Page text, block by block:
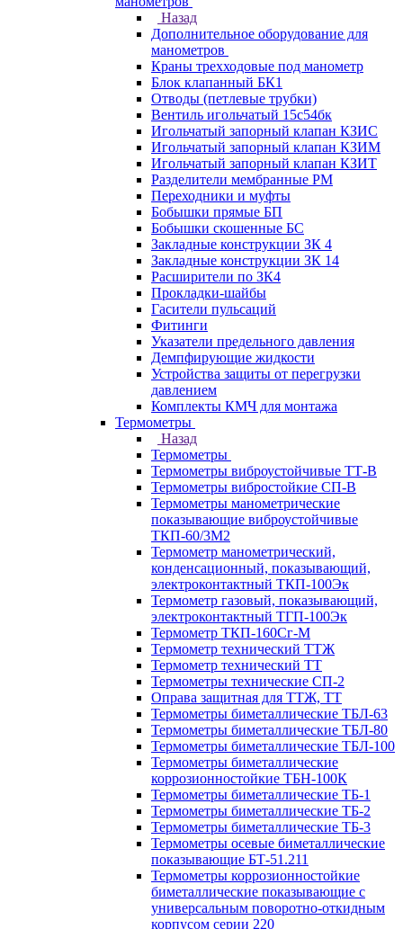
Назад
Дополнительное оборудование для
манометров
Краны трехходовые под манометр
Блок клапанный БК1
Отводы (петлевые трубки)
Вентиль игольчатый 15с54бк
Игольчатый запорный клапан КЗИС
Игольчатый запорный клапан КЗИМ
Игольчатый запорный клапан КЗИТ
Разделители мембранные РМ
Переходники и муфты
Бобышки прямые БП
Бобышки скошенные БС
Закладные конструкции ЗК 4
Закладные конструкции ЗК 14
Расширители по ЗК4
Прокладки-шайбы
Гасители пульсаций
Фитинги
Указатели предельного давления
Демпфирующие жидкости
Устройства защиты от перегрузки
давлением
Комплекты КМЧ для монтажа
Термометры
Назад
Термометры
Термометры виброустойчивые ТТ-В
Термометры вибростойкие СП-В
Термометры манометрические
показывающие виброустойчивые
ТКП-60/3М2
Термометр манометрический,
конденсационный, показывающий,
электроконтактный ТКП-100Эк
Термометр газовый, показывающий,
электроконтактный ТГП-100Эк
Термометр ТКП-160Сг-М
Термометр технический ТТЖ
Термометр технический ТТ
Термометры технические СП-2
Оправа защитная для ТТЖ, ТТ
Термометры биметаллические ТБЛ-63
Термометры биметаллические ТБЛ-80
Термометры биметаллические ТБЛ-100
Термометры биметаллические
коррозионностойкие ТБН-100К
Термометры биметаллические ТБ-1
Термометры биметаллические ТБ-2
Термометры биметаллические ТБ-3
Термометры осевые биметаллические
показывающие БТ-51.211
Термометры коррозионностойкие
биметаллические показывающие с
универсальным поворотно-откидным
корпусом серии 220